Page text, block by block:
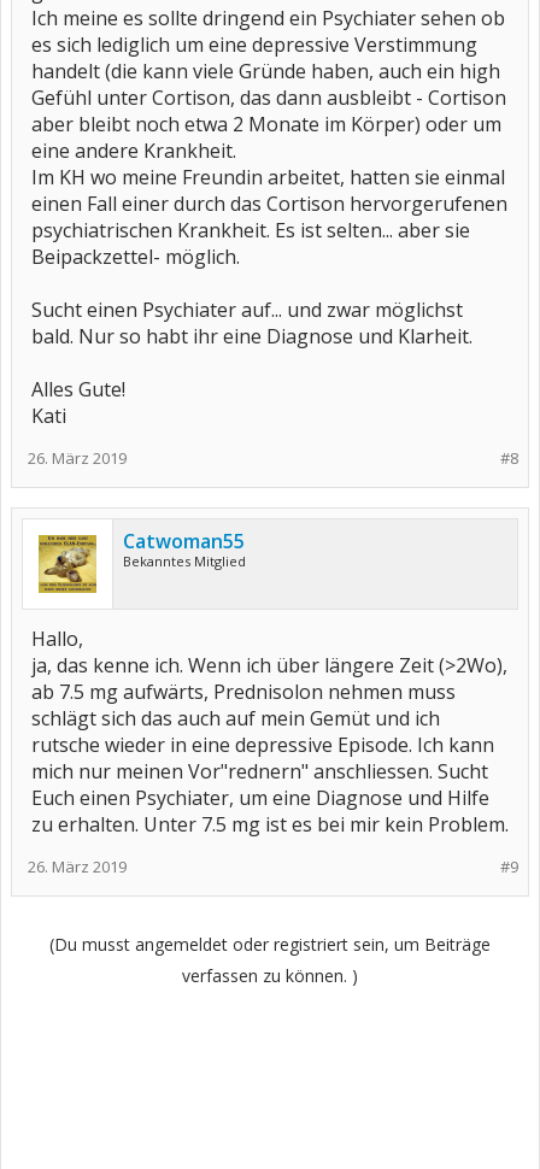
Ich meine es sollte dringend ein Psychiater sehen ob
es sich lediglich um eine depressive Verstimmung
handelt (die kann viele Gründe haben, auch ein high
Gefühl unter Cortison, das dann ausbleibt - Cortison
aber bleibt noch etwa 2 Monate im Körper) oder um
eine andere Krankheit.
Im KH wo meine Freundin arbeitet, hatten sie einmal
einen Fall einer durch das Cortison hervorgerufenen
psychiatrischen Krankheit. Es ist selten... aber sie
Beipackzettel- möglich.
Sucht einen Psychiater auf... und zwar möglichst
bald. Nur so habt ihr eine Diagnose und Klarheit.
Alles Gute!
Kati
#8
26. März 2019
Catwoman55
Bekanntes Mitglied
Hallo,
ja, das kenne ich. Wenn ich über längere Zeit (>2Wo),
ab 7.5 mg aufwärts, Prednisolon nehmen muss
schlägt sich das auch auf mein Gemüt und ich
rutsche wieder in eine depressive Episode. Ich kann
mich nur meinen Vor"rednern" anschliessen. Sucht
Euch einen Psychiater, um eine Diagnose und Hilfe
zu erhalten. Unter 7.5 mg ist es bei mir kein Problem.
#9
26. März 2019
(Du musst angemeldet oder registriert sein, um Beiträge
verfassen zu können. )